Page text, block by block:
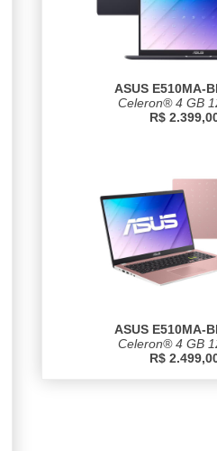
ASUS E510MA-
Celeron® 4 GB
R$
ASUS E510MA-
Celeron® 4 GB
R$